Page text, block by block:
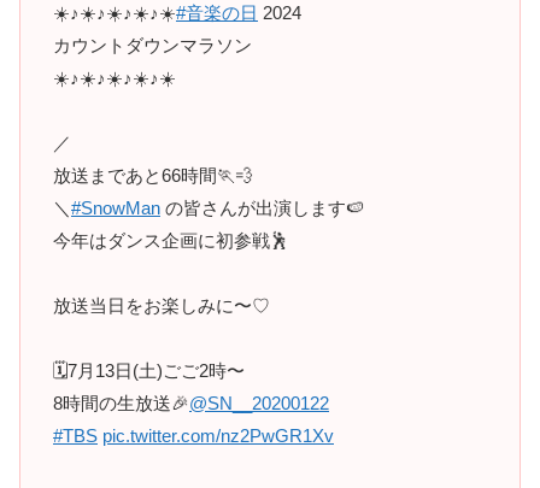
☀️♪☀️♪☀️♪☀️♪☀️#音楽の日 2024
カウントダウンマラソン
☀️♪☀️♪☀️♪☀️♪☀️
／
放送まであと66時間🏃💨
＼ #SnowMan の皆さんが出演します🍉
今年はダンス企画に初参戦🕺
放送当日をお楽しみに〜♡
🗓7月13日(土)ごご2時〜
8時間の生放送🎉@SN__20200122
#TBS pic.twitter.com/nz2PwGR1Xv